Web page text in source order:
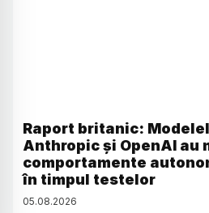
Raport britanic:
Anthropic și OpenAI au
comportamente
în timpul testelor
05.08.2026